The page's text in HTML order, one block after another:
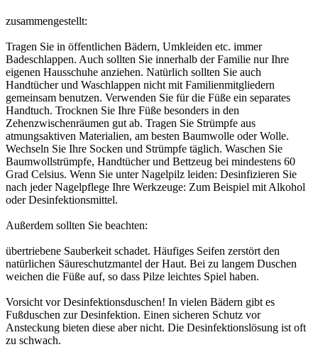
zusammengestellt:
Tragen Sie in öffentlichen Bädern, Umkleiden etc. immer
Badeschlappen. Auch sollten Sie innerhalb der Familie nur Ihre
eigenen Hausschuhe anziehen. Natürlich sollten Sie auch
Handtücher und Waschlappen nicht mit Familienmitgliedern
gemeinsam benutzen. Verwenden Sie für die Füße ein separates
Handtuch. Trocknen Sie Ihre Füße besonders in den
Zehenzwischenräumen gut ab. Tragen Sie Strümpfe aus
atmungsaktiven Materialien, am besten Baumwolle oder Wolle.
Wechseln Sie Ihre Socken und Strümpfe täglich. Waschen Sie
Baumwollstrümpfe, Handtücher und Bettzeug bei mindestens 60
Grad Celsius. Wenn Sie unter Nagelpilz leiden: Desinfizieren Sie
nach jeder Nagelpflege Ihre Werkzeuge: Zum Beispiel mit Alkohol
oder Desinfektionsmittel.
Außerdem sollten Sie beachten:
übertriebene Sauberkeit schadet. Häufiges Seifen zerstört den
natürlichen Säureschutzmantel der Haut. Bei zu langem Duschen
weichen die Füße auf, so dass Pilze leichtes Spiel haben.
Vorsicht vor Desinfektionsduschen! In vielen Bädern gibt es
Fußduschen zur Desinfektion. Einen sicheren Schutz vor
Ansteckung bieten diese aber nicht. Die Desinfektionslösung ist oft
zu schwach.